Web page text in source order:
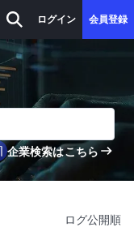
ログイン 会員登録
企業検索はこちら
ログ公開順